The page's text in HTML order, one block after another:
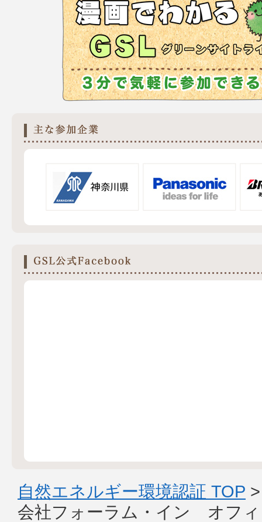
自然エネルギー環境認証 TOP
会社フォーラム・イン オフ